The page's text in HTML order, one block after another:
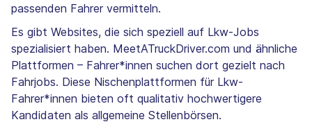
passenden Fahrer vermitteln.
Es gibt Websites, die sich speziell auf Lkw-Jobs
spezialisiert haben. MeetATruckDriver.com und ähnliche
Plattformen – Fahrer*innen suchen dort gezielt nach
Fahrjobs. Diese Nischenplattformen für Lkw-
Fahrer*innen bieten oft qualitativ hochwertigere
Kandidaten als allgemeine Stellenbörsen.